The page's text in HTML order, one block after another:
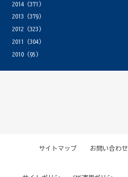
2014(371)
2013 (379)
2012 (323)
2011
(304)
2010(95)
サイトマップ お問い合わせ